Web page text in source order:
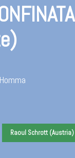
Raoul Schrott (Austria)